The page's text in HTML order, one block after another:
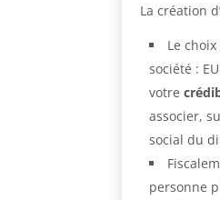
La création
Le
société :
votre
associer,
social du
personne